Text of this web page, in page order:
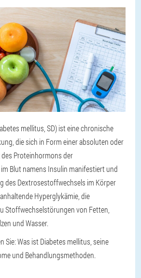
mellitus, SD) ist eine chronische
die sich in Form einer absoluten oder
Proteinhormons der
Blut namens Insulin manifestiert und
des Dextrosestoffwechsels im Körper
Hyperglykämie, die
Stoffwechselstörungen von Fetten,
und Wasser.
Sie: Was ist Diabetes mellitus, seine
und Behandlungsmethoden.